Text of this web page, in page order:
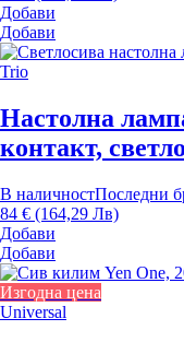
Добави
Добави
Trio
Настолна
контакт,
В наличностПоследни
84 € (164,29 Лв)
Добави
Добави
Изгодна цена
Universal